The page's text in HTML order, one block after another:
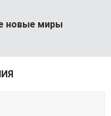
новые миры